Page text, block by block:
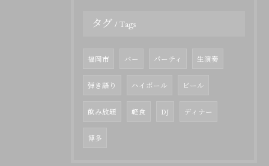
タグ Tags
福岡市 バー パーティ 生演奏
弾き語り ハイボール ビール
飲み放題 軽食 DJ ディナー
博多